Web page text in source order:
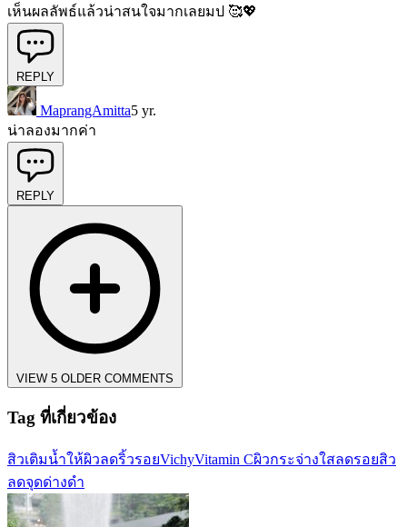
เห็นผลลัพธ์แล้วน่าสนใจมากเลยมป 🥰💖
REPLY
MaprangAmitta5 yr.
น่าลองมากค่า
REPLY
VIEW 5 OLDER COMMENTS
Tag ที่เกี่ยวข้อง
สิวเติมน้ำให้ผิวลดริ้วรอยVichyVitamin Cผิวกระจ่างใสลดรอยสิว
ลดจุดด่างดำ